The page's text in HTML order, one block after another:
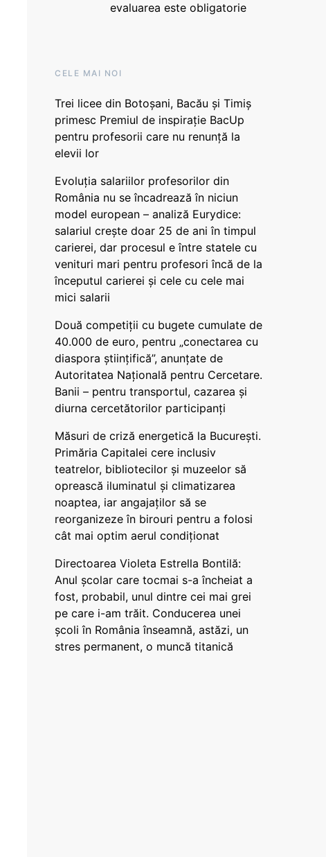
evaluarea este obligatorie
CELE MAI NOI
Trei licee din Botoșani, Bacău și Timiș
primesc Premiul de inspirație BacUp
pentru profesorii care nu renunță la
elevii lor
Evoluția salariilor profesorilor din
România nu se încadrează în niciun
model european – analiză Eurydice:
salariul crește doar 25 de ani în timpul
carierei, dar procesul e între statele cu
venituri mari pentru profesori încă de la
începutul carierei și cele cu cele mai
mici salarii
Două competiții cu bugete cumulate de
40.000 de euro, pentru „conectarea cu
diaspora științifică”, anunțate de
Autoritatea Națională pentru Cercetare.
Banii – pentru transportul, cazarea și
diurna cercetătorilor participanți
Măsuri de criză energetică la București.
Primăria Capitalei cere inclusiv
teatrelor, bibliotecilor și muzeelor să
oprească iluminatul și climatizarea
noaptea, iar angajaților să se
reorganizeze în birouri pentru a folosi
cât mai optim aerul condiționat
Directoarea Violeta Estrella Bontilă:
Anul școlar care tocmai s-a încheiat a
fost, probabil, unul dintre cei mai grei
pe care i-am trăit. Conducerea unei
școli în România înseamnă, astăzi, un
stres permanent, o muncă titanică